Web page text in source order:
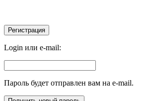
Login или e-mail:
Пароль будет отправлен вам на e-mail.